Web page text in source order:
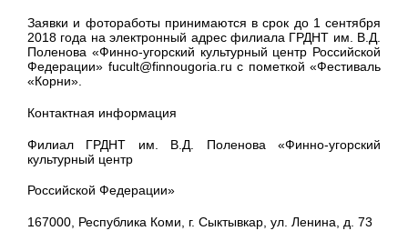
Заявки и фотоработы принимаются в срок до 1 сентября
2018 года на электронный адрес филиала ГРДНТ им. В.Д.
Поленова «Финно-угорский культурный центр Российской
Федерации» fucult@finnougoria.ru с пометкой «Фестиваль
«Корни».
Контактная информация
Филиал ГРДНТ им. В.Д. Поленова «Финно-угорский
культурный центр
Российской Федерации»
167000, Республика Коми, г. Сыктывкар, ул. Ленина, д. 73